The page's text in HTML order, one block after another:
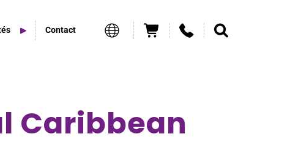
Contact
Caribbean